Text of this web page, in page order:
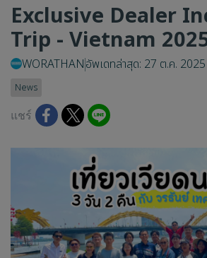
Exclusive Dealer
Trip - Vietnam
WORATHANอัพเดทล่าสุด: 27 ต.ค. 2025
News
แชร์